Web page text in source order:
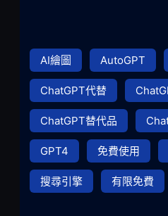
AI繪圖 AutoGPT
ChatGPT代替
ChatGPT替代品
GPT4 免費使用
搜尋引擎 有限免費